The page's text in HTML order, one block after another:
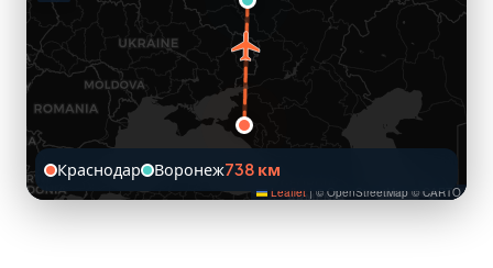
Leaflet | © OpenStreetMap © CARTO
Краснодар Воронеж738 км